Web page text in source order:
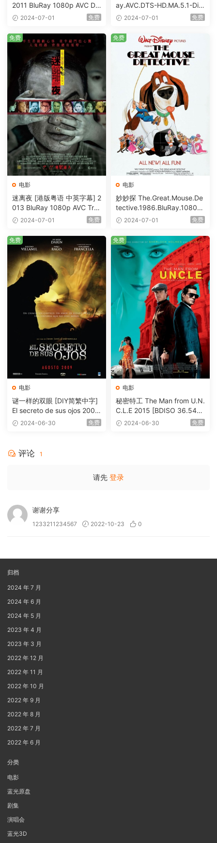
2011 BluRay 1080p AVC DT
S-HD MA5.1-shhaclm@CHD
2024-07-01 免费
ay.AVC.DTS-HD.MA.5.1-DiY
@HDHome [BDISO 19.7GB]
2024-07-01 免费
电影
迷离夜 [港版粤语 中英字幕] 2
013 BluRay 1080p AVC Tru
eHD5.1 [BDISO 22.64GB]
2024-07-01 免费
免费
电影
妙妙探 The.Great.Mouse.De
tective.1986.BluRay.1080p.
AVC.DTS-HD.MA.5.1-HDHo
2024-07-01 免费
免费
电影
谜一样的双眼 [DIY简繁中字]
El secreto de sus ojos 2009
1080p Blu-ray AVC DTS-HD
2024-06-30 免费
免费
电影
秘密特工 The Man from U.N.
C.L.E 2015 [BDISO 36.54G
B] 2024-06-30 免费
免费
评论 1
请先 登录
谢谢分享
1233211234567 2022-10-23 0
归档
2024 年 7 月
2024 年 6 月
2024 年 5 月
2023 年 4 月
2023 年 3 月
2022 年 12 月
2022 年 11 月
2022 年 10 月
2022 年 9 月
2022 年 8 月
2022 年 7 月
2022 年 6 月
分类
电影
蓝光原盘
剧集
演唱会
蓝光3D